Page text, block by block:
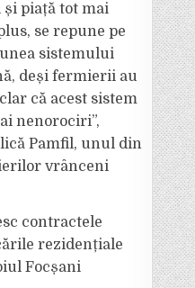
piață tot mai
se repune pe
sistemului
deși fermierii au
că acest sistem
nenorociri”,
Pamfil, unul din
vrânceni
contractele
rezidențiale
Focșani